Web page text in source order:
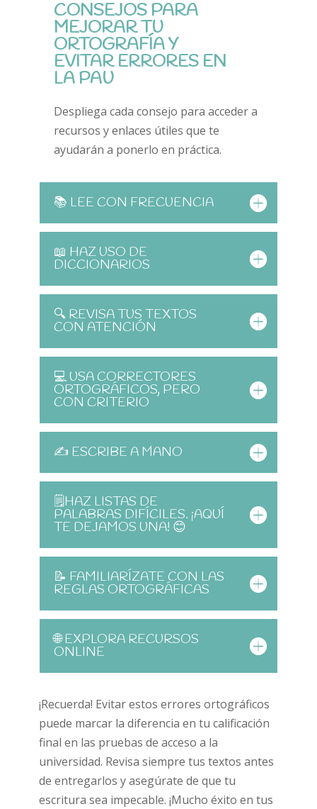
CONSEJOS PARA
MEJORAR TU
ORTOGRAFÍA Y
EVITAR ERRORES EN
LA PAU
Despliega cada consejo para acceder a
recursos y enlaces útiles que te
ayudarán a ponerlo en práctica.
📚 LEE CON FRECUENCIA
📖 HAZ USO DE
DICCIONARIOS
🔍 REVISA TUS TEXTOS
CON ATENCIÓN
💻 USA CORRECTORES
ORTOGRÁFICOS, PERO
CON CRITERIO
✍️ ESCRIBE A MANO
🗒️HAZ LISTAS DE
PALABRAS DIFÍCILES. ¡AQUÍ
TE DEJAMOS UNA! 😊
📝 FAMILIARÍZATE CON LAS
REGLAS ORTOGRÁFICAS
🌐 EXPLORA RECURSOS
ONLINE
¡Recuerda! Evitar estos errores ortográficos
puede marcar la diferencia en tu calificación
final en las pruebas de acceso a la
universidad. Revisa siempre tus textos antes
de entregarlos y asegúrate de que tu
escritura sea impecable. ¡Mucho éxito en tus